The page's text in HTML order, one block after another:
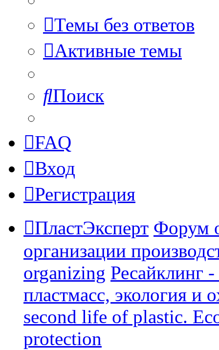
Темы без ответов
Активные темы
Поиск
FAQ
Вход
Регистрация
ПластЭксперт Форум
организации
organizing Ресайклинг
пластмасс, экология и
second life of plastic.
protection